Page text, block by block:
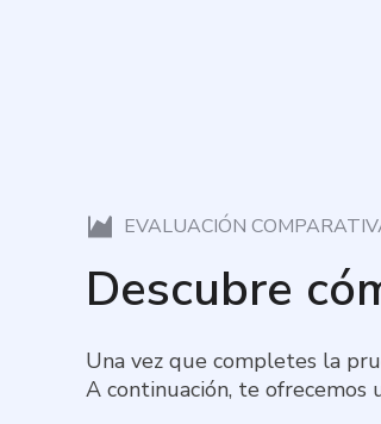
EVALUACIÓN
Descubre
Una vez que completes la
A continuación, te